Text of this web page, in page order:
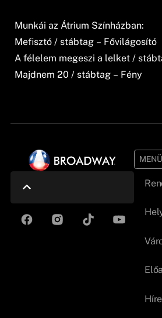
Munkái az Átrium Színházban:
Mefisztó / stábtag – Fővilágosító
A félelem megeszi a lelket /
Majdnem 20 / stábtag – Fény
MENÜ